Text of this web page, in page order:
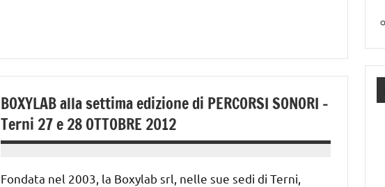
BOXYLAB alla settima edizione di PERCORSI SONORI –
Terni 27 e 28 OTTOBRE 2012
Ottobre
Bassanelli
Fondata nel 2003, la Boxylab srl, nelle sue sedi di Terni,